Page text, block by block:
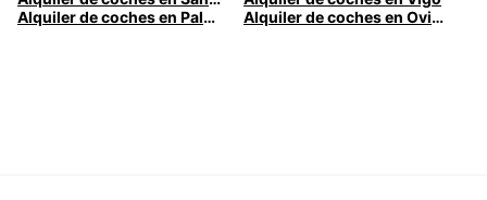
Alquiler de coches en Palma
Alquiler de coches en Oviedo